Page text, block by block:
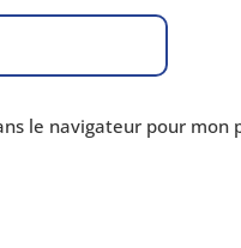
le navi­ga­teur pour mon